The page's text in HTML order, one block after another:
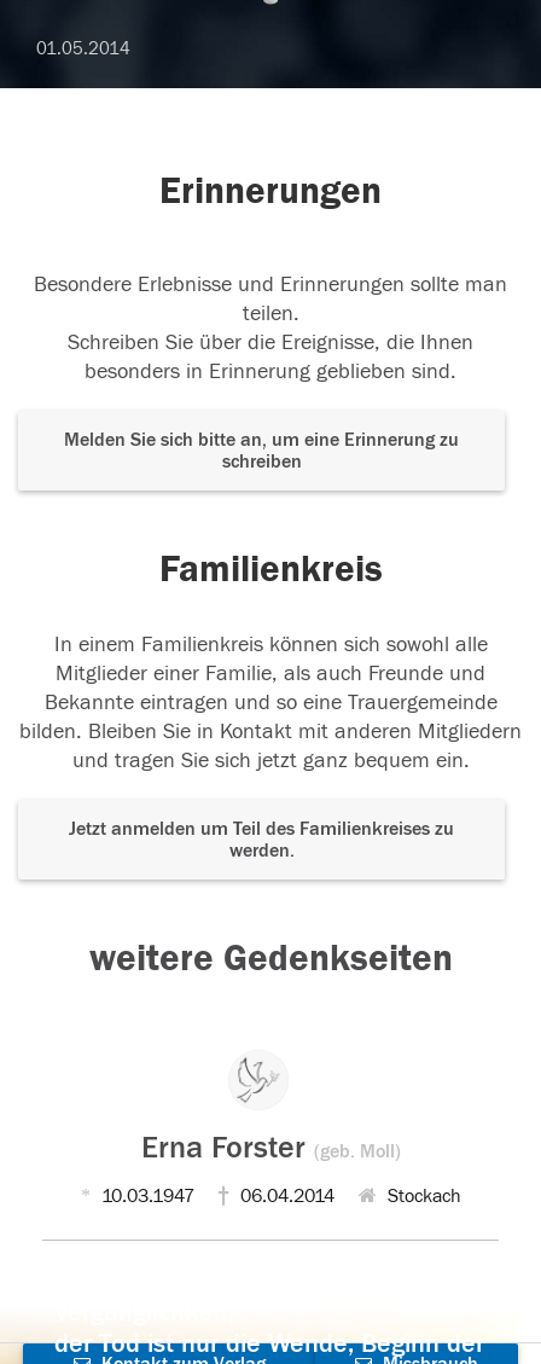
01.05.2014
Erinnerungen
Besondere Erlebnisse und Erinnerungen sollte man
teilen.
Schreiben Sie über die Ereignisse, die Ihnen
besonders in Erinnerung geblieben sind.
Melden Sie sich bitte an, um eine Erinnerung zu
schreiben
Familienkreis
In einem Familienkreis können sich sowohl alle
Mitglieder einer Familie, als auch Freunde und
Bekannte eintragen und so eine Trauergemeinde
bilden. Bleiben Sie in Kontakt mit anderen Mitgliedern
und tragen Sie sich jetzt ganz bequem ein.
Jetzt anmelden um Teil des Familienkreises zu
werden.
weitere Gedenkseiten
Erna Forster (geb. Moll)
10.03.1947 06.04.2014 Stockach
der Tod ist nur die Wende, Beginn der